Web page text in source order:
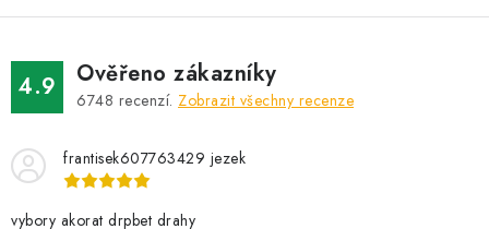
á
d
a
c
p
4.9 Ověřeno zákazníky
6748 recenzí. Zobrazit všechny recenze
frantisek607763429 jezek
vybory akorat drpbet drahy